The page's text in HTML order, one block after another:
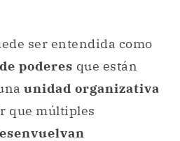
ser entendida como
poderes que están
unidad organizativa
que múltiples